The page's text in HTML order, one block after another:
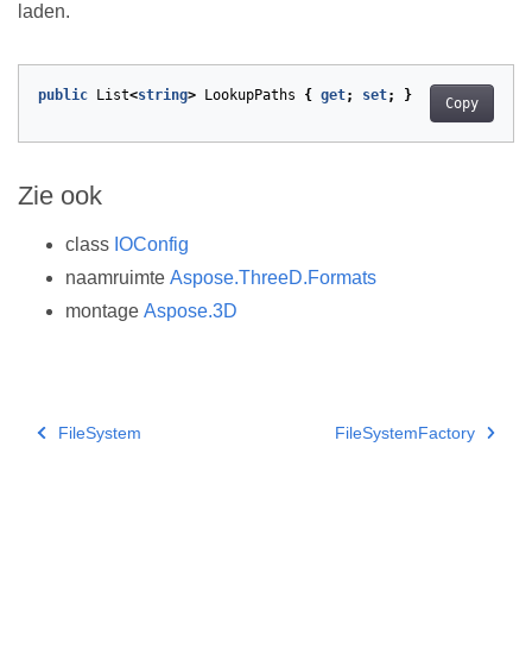
laden.
Copy
public List<string> LookupPaths { get; set; }
Zie ook
class IOConfig
naamruimte Aspose.ThreeD.Formats
montage Aspose.3D
FileSystem FileSystemFactory